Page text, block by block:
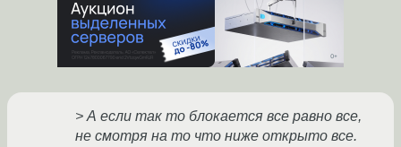
> А если так то блокается все равно все,
не смотря на то что ниже открыто все.